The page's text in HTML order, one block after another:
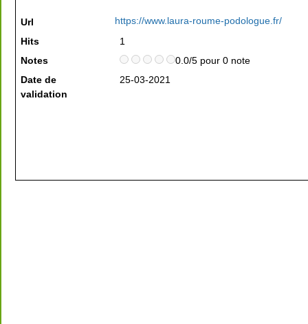
Url
https://www.laura-roume-podologue.fr/
Hits
1
Notes
0.0/5 pour 0 note
Date de
validation
25-03-2021